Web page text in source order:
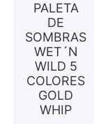
PALETA
DE
SOMBRAS
WET´N
WILD 5
COLORES
GOLD
WHIP